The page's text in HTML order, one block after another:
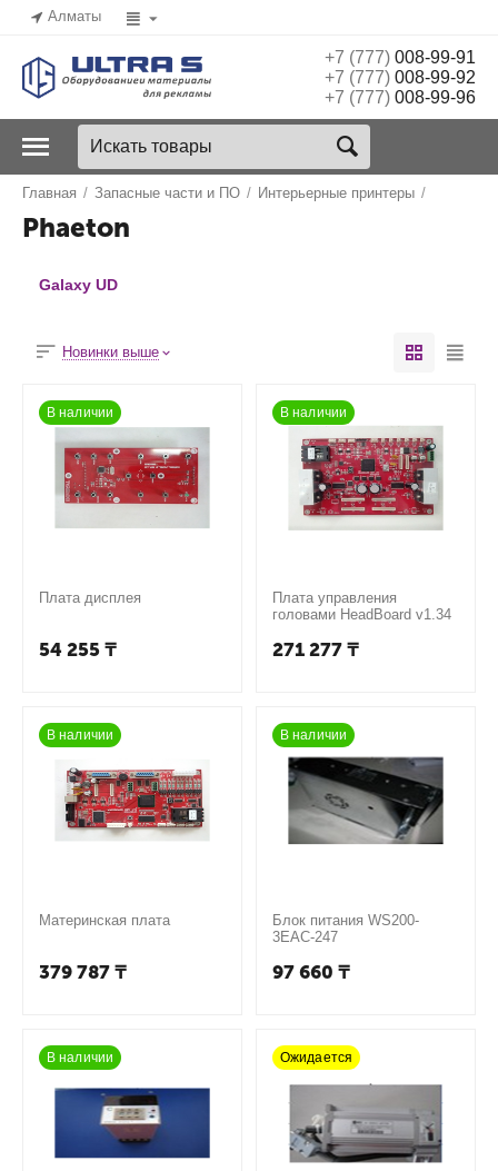
Алматы
+7 (777)008-99-91
+7 (777)008-99-92
+7 (777)008-99-96
Главная / Запасные части и ПО / Интерьерные принтеры /
Phaeton
Galaxy UD
Новинки выше
В наличии
Плата дисплея
54 255 ₸
В наличии
Плата управления
головами HeadBoard v1.34
271 277 ₸
В наличии
Материнская плата
379 787 ₸
В наличии
Блок питания WS200-
3EAC-247
97 660 ₸
В наличии Ожидается